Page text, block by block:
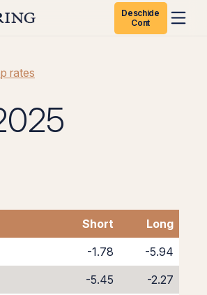
Deschide
Cont
rates
Short
Long
-1.78
-5.94
-5.45
-2.27